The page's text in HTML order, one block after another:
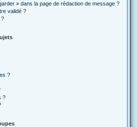
» dans la page de rédaction de message ?
validé ?
?
?
?